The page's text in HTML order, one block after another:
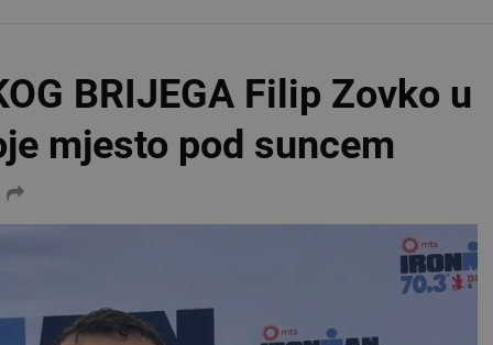
BRIJEGA Filip Zovko u
mjesto pod suncem